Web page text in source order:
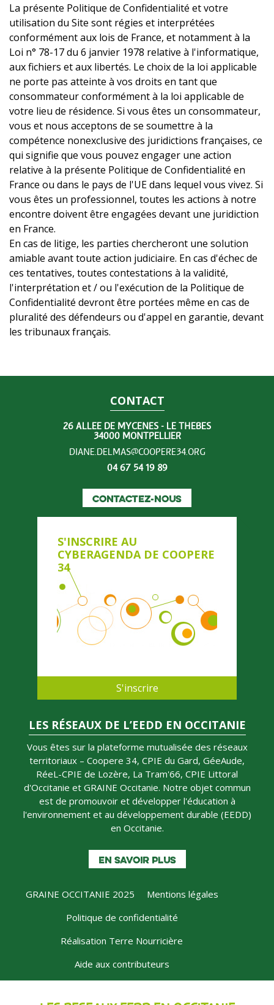
La présente Politique de Confidentialité et votre
utilisation du Site sont régies et interprétées
conformément aux lois de France, et notamment à la
Loi n° 78-17 du 6 janvier 1978 relative à l'informatique,
aux fichiers et aux libertés. Le choix de la loi applicable
ne porte pas atteinte à vos droits en tant que
consommateur conformément à la loi applicable de
votre lieu de résidence. Si vous êtes un consommateur,
vous et nous acceptons de se soumettre à la
compétence nonexclusive des juridictions françaises, ce
qui signifie que vous pouvez engager une action
relative à la présente Politique de Confidentialité en
France ou dans le pays de l'UE dans lequel vous vivez. Si
vous êtes un professionnel, toutes les actions à notre
encontre doivent être engagées devant une juridiction
en France.
En cas de litige, les parties chercheront une solution
amiable avant toute action judiciaire. En cas d'échec de
ces tentatives, toutes contestations à la validité,
l'interprétation et / ou l'exécution de la Politique de
Confidentialité devront être portées même en cas de
pluralité des défendeurs ou d'appel en garantie, devant
les tribunaux français.
CONTACT
26 ALLÉE DE MYCÈNES - LE THÈBES
34000 MONTPELLIER
DIANE.DELMAS@COOPERE34.ORG
04 67 54 19 89
CONTACTEZ-NOUS
S'INSCRIRE AU
CYBERAGENDA DE COOPERE
34
S'inscrire
LES RÉSEAUX DE L’EEDD EN OCCITANIE
Vous êtes sur la plateforme mutualisée des réseaux
territoriaux – Coopere 34, CPIE du Gard, GéeAude,
RéeL-CPIE de Lozère, La Tram'66, CPIE Littoral
d'Occitanie et GRAINE Occitanie. Notre objet commun
est de promouvoir et développer l'éducation à
l'environnement et au développement durable (EEDD)
en Occitanie.
EN SAVOIR PLUS
GRAINE OCCITANIE 2025
Mentions légales
Politique de confidentialité
Réalisation Terre Nourricière
Aide aux contributeurs